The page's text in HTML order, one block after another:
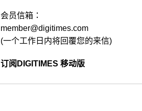
会员信箱：
member@digitimes.com
(一个工作日内将回覆您的来信)
订阅DIGITIMES 移动版